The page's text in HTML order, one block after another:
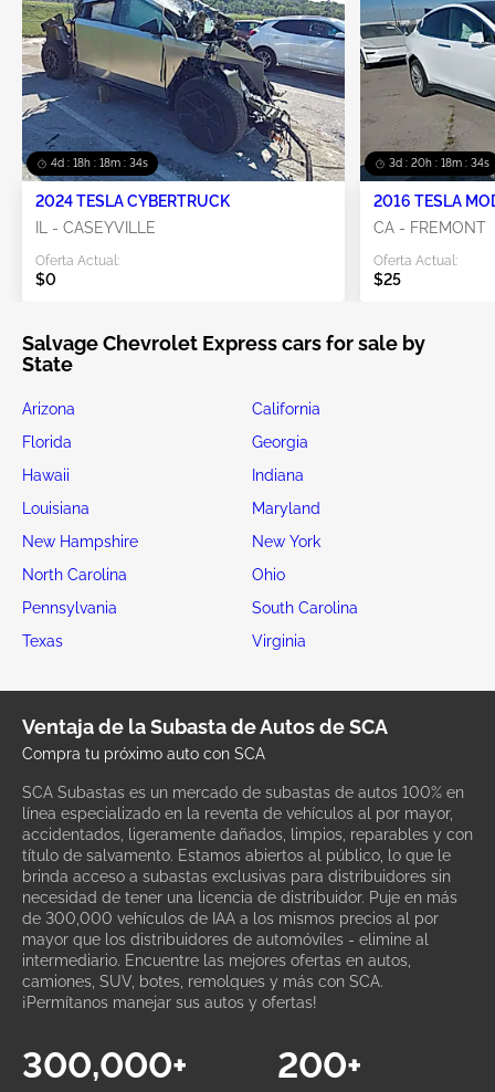
4d : 18h : 18m : 34s
2024 TESLA CYBERTRUCK
IL - CASEYVILLE
Oferta Actual:
$0
3d : 20h : 18m : 34s
2016 TESLA
CA - FREMONT
Oferta Actual:
$25
Salvage Chevrolet Express cars for sale by
State
Arizona
California
Florida
Georgia
Hawaii
Indiana
Louisiana
Maryland
New Hampshire
New York
North Carolina
Ohio
Pennsylvania
South Carolina
Texas
Virginia
Ventaja de la Subasta de Autos de SCA
Compra tu próximo auto con SCA
SCA Subastas es un mercado de subastas de autos 100% en
línea especializado en la reventa de vehículos al por mayor,
accidentados, ligeramente dañados, limpios, reparables y con
título de salvamento. Estamos abiertos al público, lo que le
brinda acceso a subastas exclusivas para distribuidores sin
necesidad de tener una licencia de distribuidor. Puje en más
de 300,000 vehículos de IAA a los mismos precios al por
mayor que los distribuidores de automóviles - elimine al
intermediario. Encuentre las mejores ofertas en autos,
camiones, SUV, botes, remolques y más con SCA.
¡Permítanos manejar sus autos y ofertas!
300,000+ 200+